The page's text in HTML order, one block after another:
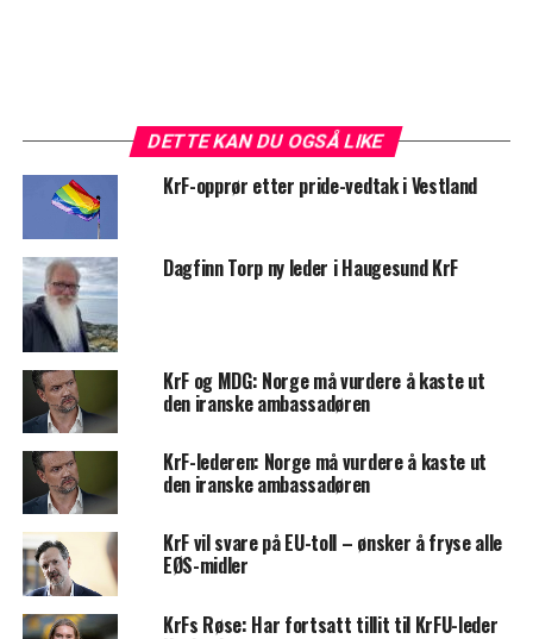
DETTE KAN DU OGSÅ LIKE
KrF-opprør etter pride-vedtak i Vestland
Dagfinn Torp ny leder i Haugesund KrF
KrF og MDG: Norge må vurdere å kaste ut
den iranske ambassadøren
KrF-lederen: Norge må vurdere å kaste ut
den iranske ambassadøren
KrF vil svare på EU-toll – ønsker å fryse alle
EØS-midler
KrFs Røse: Har fortsatt tillit til KrFU-leder